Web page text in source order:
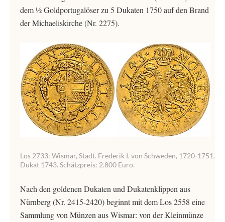
dem ½ Goldportugalöser zu 5 Dukaten 1750 auf den Brand
der Michaeliskirche (Nr. 2275).
Los 2733: Wismar, Stadt. Frederik I. von Schweden, 1720-1751.
Dukat 1743. Schätzpreis: 2.800 Euro.
Nach den goldenen Dukaten und Dukatenklippen aus
Nürnberg (Nr. 2415-2420) beginnt mit dem Los 2558 eine
Sammlung von Münzen aus Wismar: von der Kleinmünze